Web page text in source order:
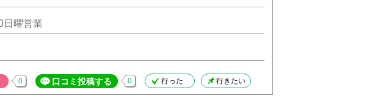
日曜営業
0 口コミ投稿する 0 行った 行きたい